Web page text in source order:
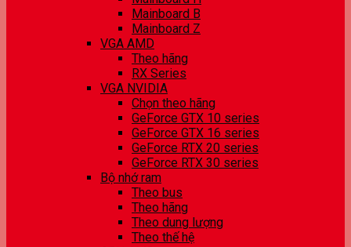
Mainboard B
Mainboard Z
VGA AMD
Theo hãng
RX Series
VGA NVIDIA
Chọn theo hãng
GeForce GTX 10 series
GeForce GTX 16 series
GeForce RTX 20 series
GeForce RTX 30 series
Bộ nhớ ram
Theo bus
Theo hãng
Theo dung lượng
Theo thế hệ